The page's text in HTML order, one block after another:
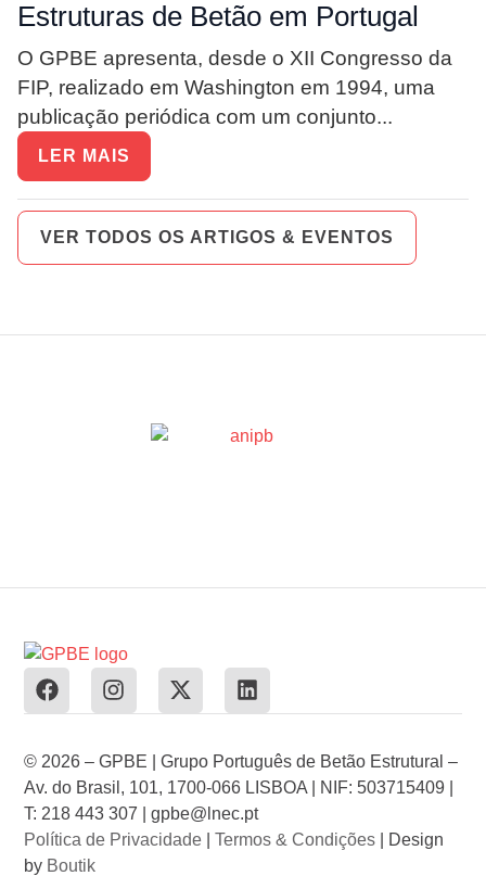
Estruturas de Betão em Portugal
O GPBE apresenta, desde o XII Congresso da
FIP, realizado em Washington em 1994, uma
publicação periódica com um conjunto...
LER MAIS
VER TODOS OS ARTIGOS & EVENTOS
© 2026 – GPBE | Grupo Português de Betão Estrutural –
Av. do Brasil, 101, 1700-066 LISBOA | NIF: 503715409 |
T: 218 443 307 | gpbe@lnec.pt
Política de Privacidade |Termos & Condições | Design
by Boutik